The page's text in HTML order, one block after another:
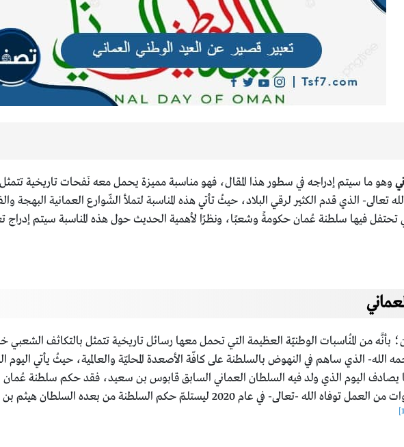
وهو ما سيتم إدراجه في سطور هذا المقال، فهو مناسبة مميزة يحمل معه نَفحات تاريخية تتمثل
الذي قدم الكثير لرقي البلاد، حيثُ تأتي هذه المناسبة لتملأ الشّوارع العمانية البهجة
تحتفل فيها سلطنة عُمان حكومةً وشعبًا، ونظرًا لأهمية الحديث حول هذه المناسبة سيتم إدراج
من المُناسبات الوطنيّة العظيمة التي تحمل معها رسائل تاريخية تتمثل بالتكاثف الشعبي
الذي ساهم في النهوض بالسلطنة على كافّة الأصعدة المحليّة والعالمية، حيثُ يأتي
يصادف اليوم الذي ولد فيه السلطان العماني السابق قابوس بن سعيد، فقد حكم سلطنة
مصالح الشّعب العُماني، وبعد سنوات من العمل توفاه الله -تعالى- في عام 2020